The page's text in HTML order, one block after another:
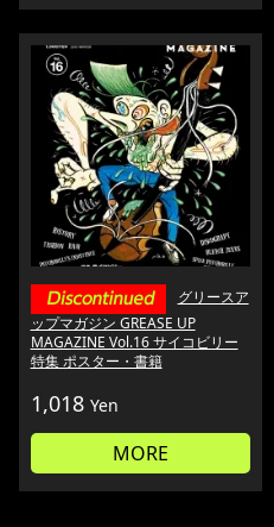
グリースア
ップマガジン GREASE UP
MAGAZINE Vol.16 サイコビリー
特集 ポスター・書籍
1,018 Yen
MORE